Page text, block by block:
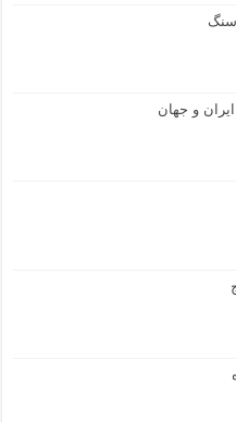
سنگ
و جهان